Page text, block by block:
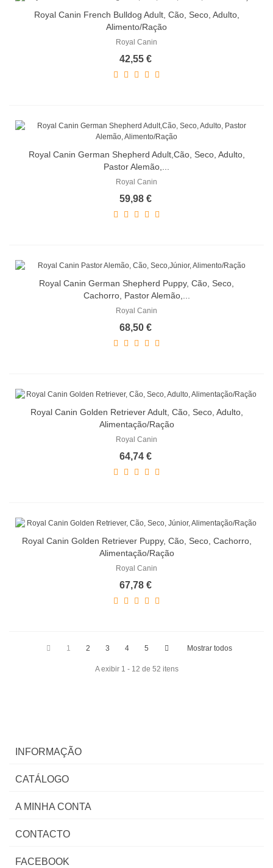
Royal Canin French Bulldog Adult, Cão, Seco, Adulto,
Alimento/Ração
Royal Canin
42,55 €
Royal Canin German Shepherd Adult,Cão, Seco, Adulto,
Pastor Alemão,...
Royal Canin
59,98 €
Royal Canin German Shepherd Puppy, Cão, Seco,
Cachorro, Pastor Alemão,...
Royal Canin
68,50 €
Royal Canin Golden Retriever Adult, Cão, Seco, Adulto,
Alimentação/Ração
Royal Canin
64,74 €
Royal Canin Golden Retriever Puppy, Cão, Seco, Cachorro,
Alimentação/Ração
Royal Canin
67,78 €
1 2 3 4 5 Mostrar todos
A exibir 1 - 12 de 52 itens
INFORMAÇÃO
CATÁLOGO
A MINHA CONTA
CONTACTO
FACEBOOK